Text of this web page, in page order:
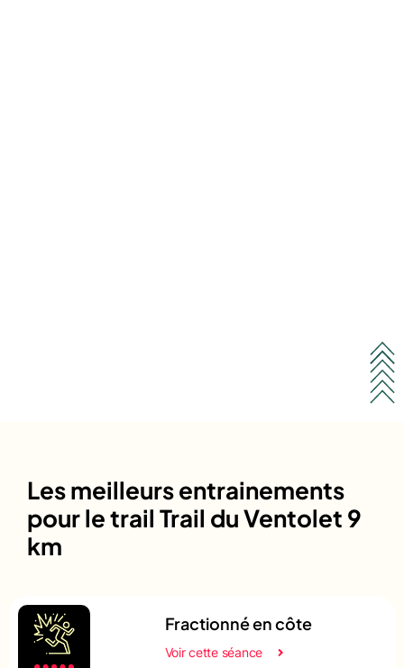
Les meilleurs entrainements
pour le trail Trail du Ventolet 9
km
Fractionné en côte
Voir cette séance